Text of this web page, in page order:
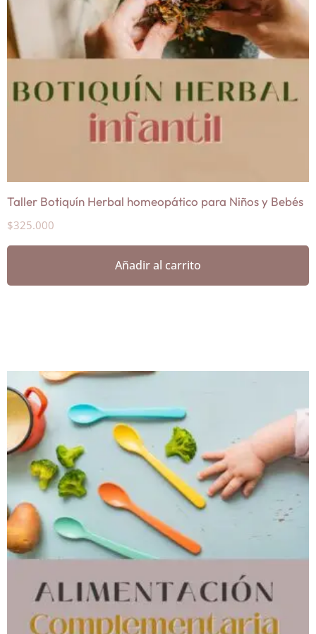
Taller Botiquín Herbal homeopático para Niños y Bebés
$325.000
Añadir al carrito